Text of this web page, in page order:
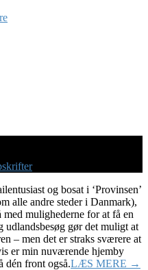
og bosat i ‘Provinsen’
alle andre steder i Danmark),
mulighederne for at få en
udlandsbesøg gør det muligt at
– men det er straks sværere at
er min nuværende hjemby
dén front også.LÆS MERE →